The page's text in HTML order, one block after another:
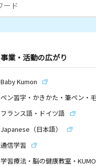
事業・活動の広がり
Baby Kumon
ペン習字・かきかた・筆ペン・
フランス語・ドイツ語
Japanese（日本語）
通信学習
学習療法・脳の健康教室・